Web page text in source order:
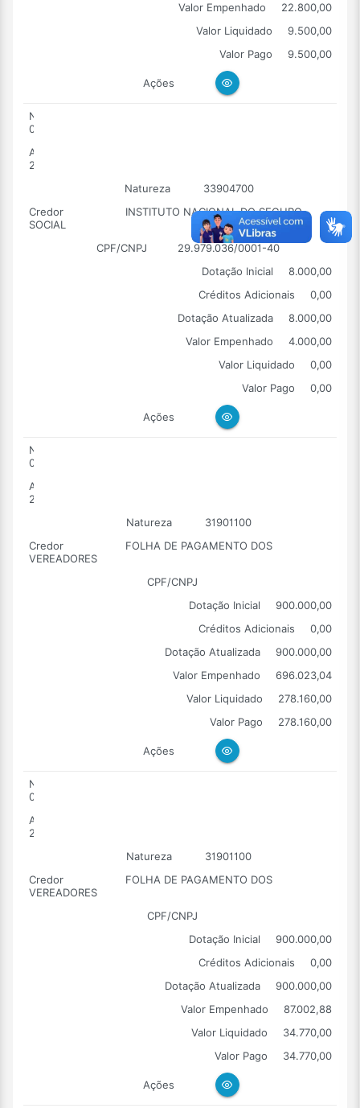
Valor Empenhado
22.800,00
Valor Liquidado
9.500,00
Valor Pago
9.500,00
Ações
Número
0004
Ano
2026
Natureza
33904700
Credor
INSTITUTO NACIONAL DO SEGURO
SOCIAL
CPF/CNPJ
29.979.036/0001-40
Dotação Inicial
8.000,00
Créditos Adicionais
0,00
Dotação Atualizada
8.000,00
Valor Empenhado
4.000,00
Valor Liquidado
0,00
Valor Pago
0,00
Ações
Número
0005
Ano
2026
Natureza
31901100
Credor
FOLHA DE PAGAMENTO DOS
VEREADORES
CPF/CNPJ
Dotação Inicial
900.000,00
Créditos Adicionais
0,00
Dotação Atualizada
900.000,00
Valor Empenhado
696.023,04
Valor Liquidado
278.160,00
Valor Pago
278.160,00
Ações
Número
0006
Ano
2026
Natureza
31901100
Credor
FOLHA DE PAGAMENTO DOS
VEREADORES
CPF/CNPJ
Dotação Inicial
900.000,00
Créditos Adicionais
0,00
Dotação Atualizada
900.000,00
Valor Empenhado
87.002,88
Valor Liquidado
34.770,00
Valor Pago
34.770,00
Ações